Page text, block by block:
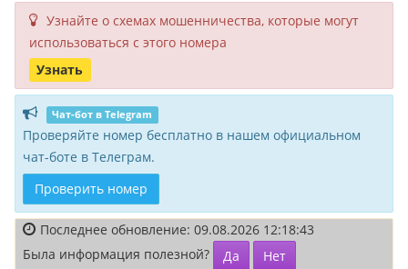
Узнайте о схемах мошенни­чества, кото­рые могут
исполь­зоваться с этого номера
Узнать
Чат-бот в Telegram
Проверяйте номер бесплатно в нашем официальном
чат-боте в Телеграм.
Проверить номер
Последнее обновление: 09.08.2026 12:18:43
Была информация полезной?
Да Нет